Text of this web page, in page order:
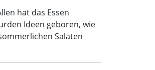
hat das Essen
Ideen geboren, wie
Salaten